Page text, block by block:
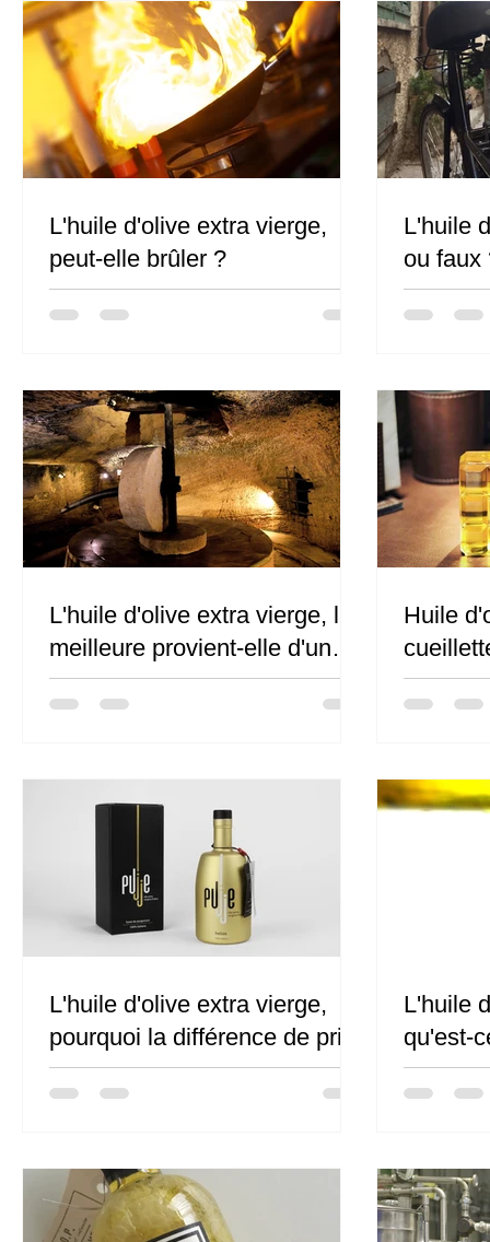
L'huile d'olive extra vierge,
peut-elle brûler ?
L'huile
ou faux
L'huile d'olive extra vierge, la
meilleure provient-elle d'un
vieux moulin ?
Huile
L'huile d'olive extra vierge,
pourquoi la différence de prix
dans ce premier choix ?
L'huile
qu'est-